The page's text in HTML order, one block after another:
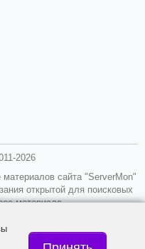
2026
сайта "ServerMon"
открытой для поисковых
материала.